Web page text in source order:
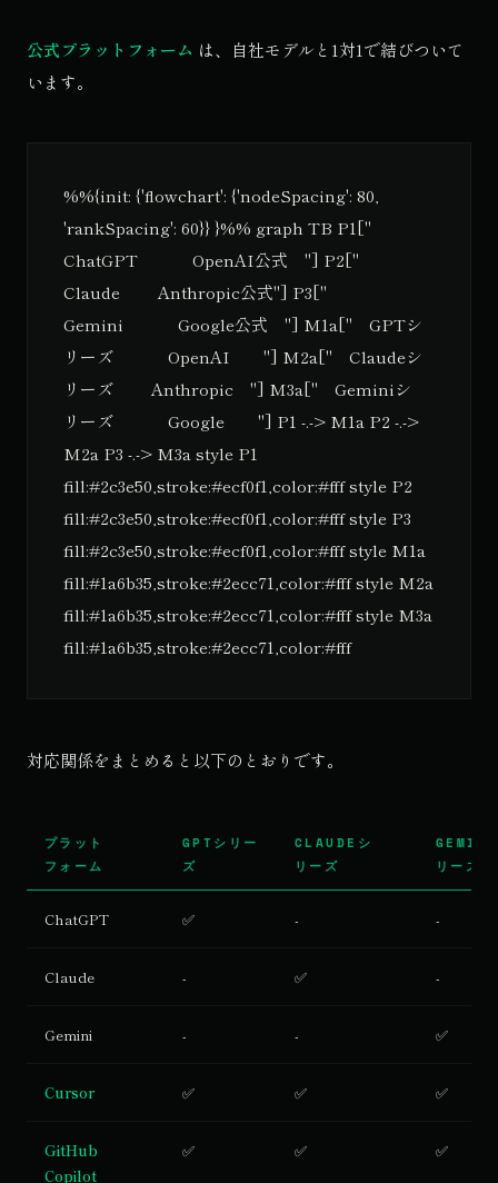
公式プラットフォーム は、自社モデルと1対1で結びついて
います。
%%{init: {'flowchart': {'nodeSpacing': 80,
'rankSpacing': 60}} }%% graph TB P1["
ChatGPT OpenAI公式 "] P2["
Claude Anthropic公式"] P3["
Gemini Google公式 "] M1a[" GPTシ
リーズ OpenAI "] M2a[" Claudeシ
リーズ Anthropic "] M3a[" Geminiシ
リーズ Google "] P1 -.-> M1a P2 -.->
M2a P3 -.-> M3a style P1
fill:#2c3e50,stroke:#ecf0f1,color:#fff style P2
fill:#2c3e50,stroke:#ecf0f1,color:#fff style P3
fill:#2c3e50,stroke:#ecf0f1,color:#fff style M1a
fill:#1a6b35,stroke:#2ecc71,color:#fff style M2a
fill:#1a6b35,stroke:#2ecc71,color:#fff style M3a
fill:#1a6b35,stroke:#2ecc71,color:#fff
対応関係をまとめると以下のとおりです。
プラット
フォーム
GPTシリー
ズ
CLAUDEシ
リーズ
リーズ
ChatGPT ✅ - -
Claude - ✅ -
Gemini - - ✅
Cursor ✅ ✅ ✅
GitHub
Copilot
✅ ✅ ✅